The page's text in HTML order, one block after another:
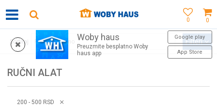
0
0
Woby haus
Preuzmite besplatno Woby
haus app
Google play
App Store
WOBY KARTICA NAGRAĐUJE SVAKU KUPOVINU!
RUČNI ALAT
Sortiraj Filteri
200 - 500 RSD